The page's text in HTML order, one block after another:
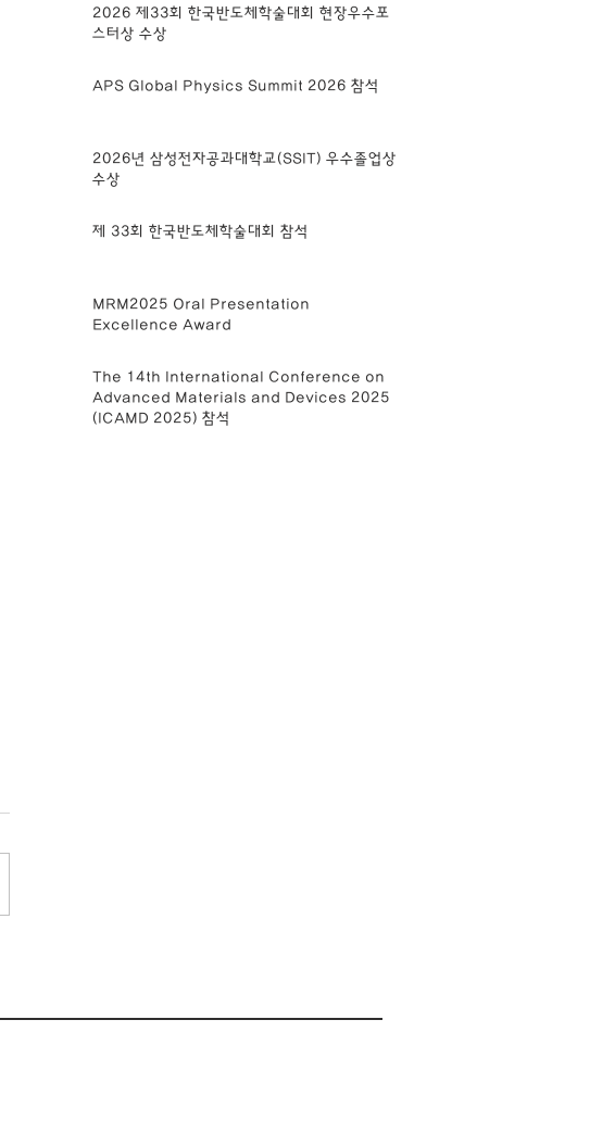
2026 제33회 한국반도체학술대회 현장우수포
스터상 수상
APS Global Physics Summit 2026 참석
2026년 삼성전자공과대학교(SSIT) 우수졸업상
수상
제 33회 한국반도체학술대회 참석
MRM2025 Oral Presentation
Excellence Award
The 14th International Conference on
Advanced Materials and Devices 2025
(ICAMD 2025) 참석